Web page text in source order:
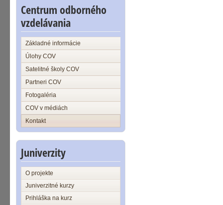
Centrum odborného
vzdelávania
Základné informácie
Úlohy COV
Satelitné školy COV
Partneri COV
Fotogaléria
COV v médiách
Kontakt
Juniverzity
O projekte
Juniverzitné kurzy
Prihláška na kurz